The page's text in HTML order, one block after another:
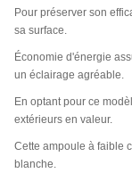
Pour préserver son
sa surface.
Économie d'énergie
un éclairage agréable.
En optant pour ce
extérieurs en valeur.
Cette ampoule à faible
blanche.